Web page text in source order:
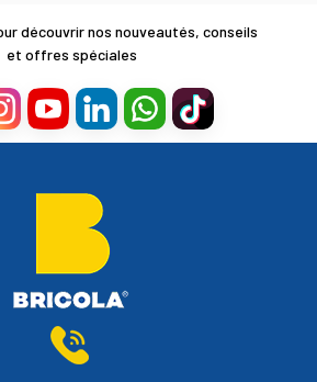
découvrir nos nouveautés, conseils
et offres spéciales